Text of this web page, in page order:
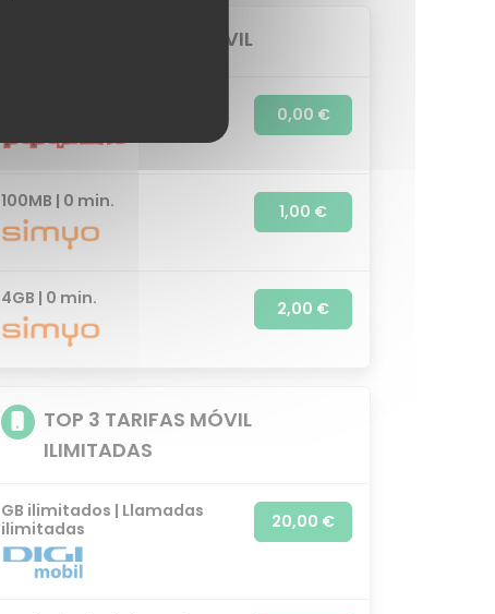
TOP 3 TARIFAS MÓVIL
0,00 €
100MB | 0 min. 1,00 €
4GB | 0 min. 2,00 €
TOP 3 TARIFAS MÓVIL
ILIMITADAS
GB ilimitados | Llamadas
ilimitadas
20,00 €